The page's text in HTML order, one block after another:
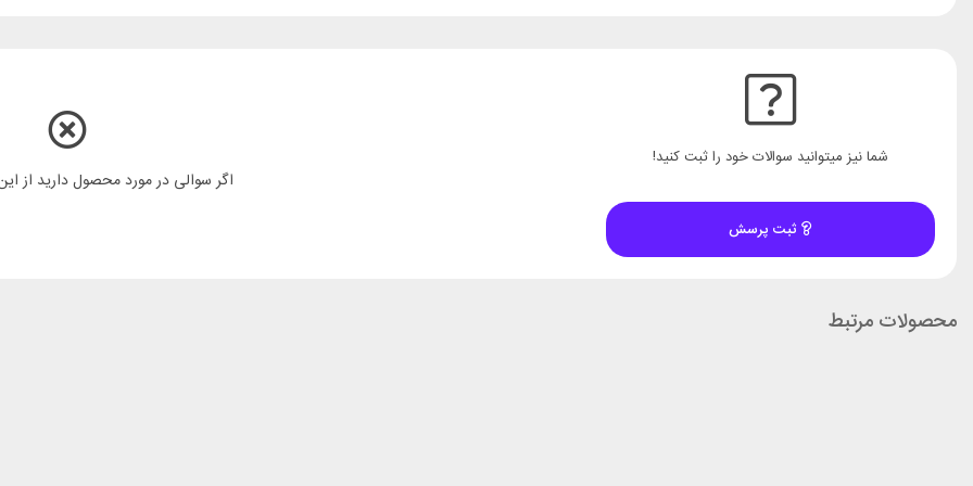
شما نیز میتوانید سوالات خود را ثبت کنید!
ثبت پرسش
اگر سوالی در مورد محصول دارید از
محصولات مرتبط